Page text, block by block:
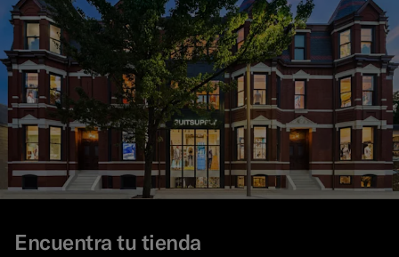
Encuentra tu tienda